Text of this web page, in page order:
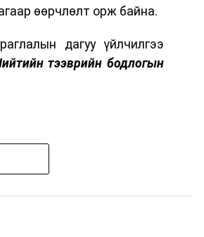
өөрчлөлт орж байна.
дагуу үйлчилгээ
тээврийн бодлогын